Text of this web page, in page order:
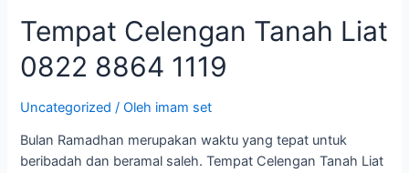
Tempat Celengan Tanah Liat
0822 8864 1119
Uncategorized / Oleh imam set
Bulan Ramadhan merupakan waktu yang tepat untuk
beribadah dan beramal saleh. Tempat Celengan Tanah Liat
Tempat
Celengan
Tanah
0822
1119